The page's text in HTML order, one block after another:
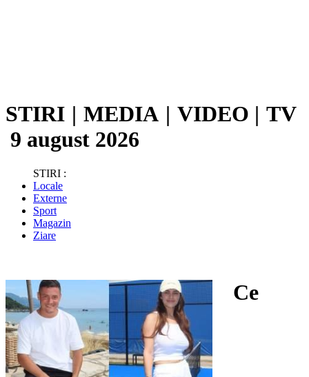
STIRI | MEDIA | VIDEO | TV
9 august 2026
STIRI :
Locale
Externe
Sport
Magazin
Ziare
Ce